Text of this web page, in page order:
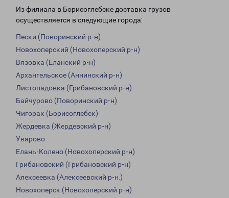
Из филиала в Борисоглебске доставка грузов
осуществляется в следующие города:
Пески (Поворинский р-н)
Новохоперский (Новохоперский р-н)
Вязовка (Еланский р-н)
Архангельское (Аннинский р-н)
Листопадовка (Грибановский р-н)
Байчурово (Поворинский р-н)
Чигорак (Борисоглебск)
Жердевка (Жердевский р-н)
Уварово
Елань-Колено (Новохоперский р-н)
Грибановский (Грибановский р-н)
Алексеевка (Алексеевский р-н.)
Новохоперск (Новохоперский р-н)